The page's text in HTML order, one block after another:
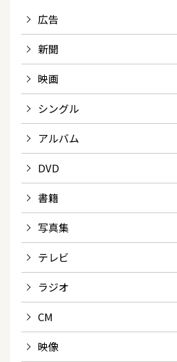
広告
新聞
映画
シングル
アルバム
DVD
書籍
写真集
テレビ
ラジオ
CM
映像